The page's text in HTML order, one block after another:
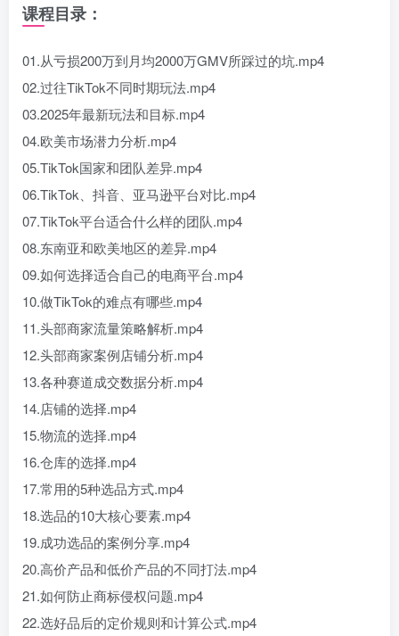
课程目录：
01.从亏损200万到月均2000万GMV所踩过的坑.mp4
02.过往TikTok不同时期玩法.mp4
03.2025年最新玩法和目标.mp4
04.欧美市场潜力分析.mp4
05.TikTok国家和团队差异.mp4
06.TikTok、抖音、亚马逊平台对比.mp4
07.TikTok平台适合什么样的团队.mp4
08.东南亚和欧美地区的差异.mp4
09.如何选择适合自己的电商平台.mp4
10.做TikTok的难点有哪些.mp4
11.头部商家流量策略解析.mp4
12.头部商家案例店铺分析.mp4
13.各种赛道成交数据分析.mp4
14.店铺的选择.mp4
15.物流的选择.mp4
16.仓库的选择.mp4
17.常用的5种选品方式.mp4
18.选品的10大核心要素.mp4
19.成功选品的案例分享.mp4
20.高价产品和低价产品的不同打法.mp4
21.如何防止商标侵权问题.mp4
22.选好品后的定价规则和计算公式.mp4